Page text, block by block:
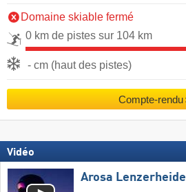
Domaine skiable fermé
0 km de pistes sur 104 km
- cm (haut des pistes)
Compte-rendu
Vidéo
Arosa Lenzerheide